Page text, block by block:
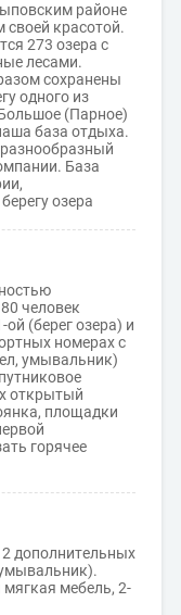
районе
красотой.
273 озера с
лесами.
сохранены
одного из
(Парное)
база отдыха.
База
озера
человек
(берег озера) и
номерах с
умывальник)
открытый
площадки
горячее
дополнительных
мебель, 2-